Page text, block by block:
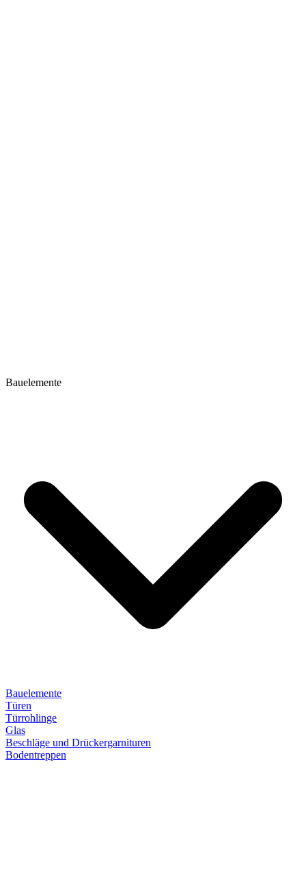
Bauelemente
Bauelemente
Türen
Türrohlinge
Glas
Beschläge und Drückergarnituren
Bodentreppen